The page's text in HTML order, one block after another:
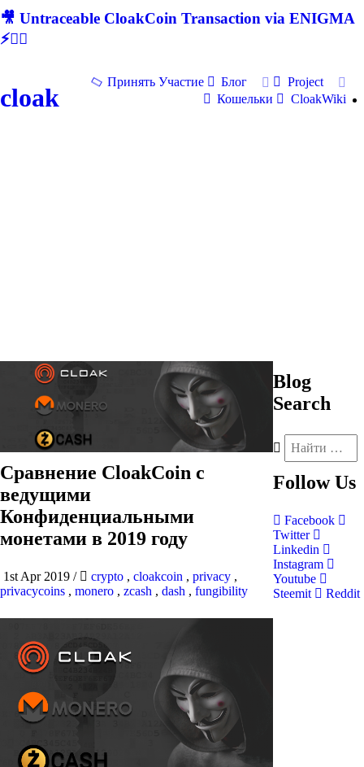
🎥 Untraceable CloakCoin Transaction via ENIGMA
⚡🕵‍♂
cloak
Принять Участие Блог
Project
Кошельки
CloakWiki
Сравнение CloakCoin с
ведущими
Конфиденциальными
монетами в 2019 году
1st Apr 2019 / crypto , cloakcoin , privacy ,
privacycoins , monero , zcash , dash , fungibility
Blog
Search
Follow Us
Facebook
Twitter
Linkedin
Instagram
Youtube
Steemit
Reddit